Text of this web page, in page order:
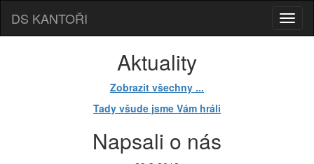
DS KANTOŘI
Aktuality
Zobrazit všechny ...
Tady všude jsme Vám hráli
Napsali o nás